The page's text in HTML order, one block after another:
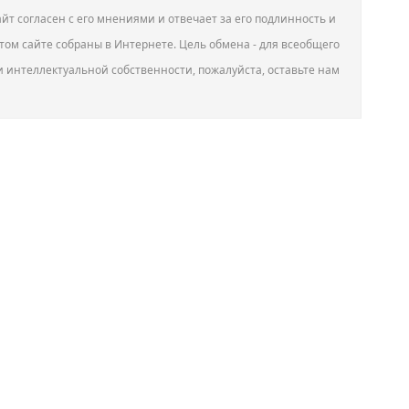
согласен с его мнениями и отвечает за его подлинность и
сайте собраны в Интернете. Цель обмена - для всеобщего
собственности, пожалуйста, оставьте нам